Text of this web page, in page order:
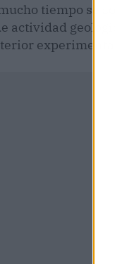
tiempo se
actividad